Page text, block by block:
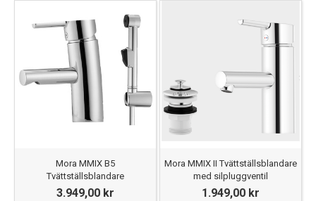
Mora MMIX B5
Tvättställsblandare
3.949,00 kr
Mora MMIX II Tvättställsblandare
med silpluggventil
1.949,00 kr